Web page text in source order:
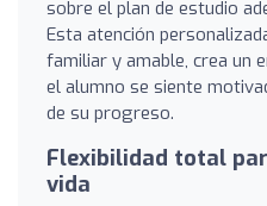
sobre el plan de estudio
Esta atención
familiar y amable, crea un
el alumno se siente
de su progreso.
Flexibilidad total
vida